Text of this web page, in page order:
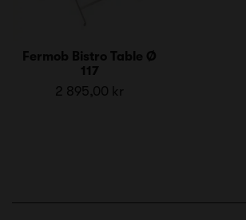
Fermob Bistro Table Ø
117
2 895,00 kr